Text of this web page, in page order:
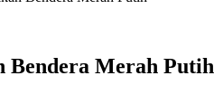
Bendera Merah Putih